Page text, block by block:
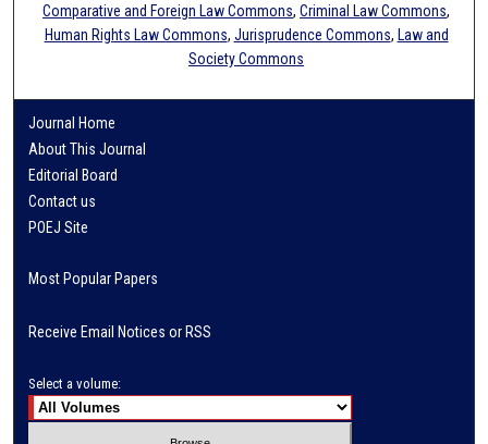
Comparative and Foreign Law Commons,Criminal Law Commons,
Human Rights Law Commons, Jurisprudence Commons, Law and
Society Commons
Journal Home
About This Journal
Editorial Board
Contact us
POEJ Site
Most Popular Papers
Receive Email Notices or RSS
Select a volume: